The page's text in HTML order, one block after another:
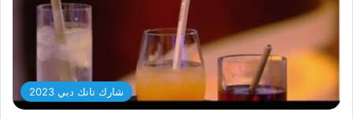
شارك تانك دبي 2023